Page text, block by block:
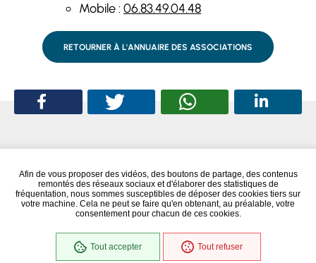
Afin de vous proposer des vidéos, des boutons de partage, des contenus
remontés des réseaux sociaux et d'élaborer des statistiques de
fréquentation, nous sommes susceptibles de déposer des cookies tiers sur
votre machine. Cela ne peut se faire qu'en obtenant, au préalable, votre
consentement pour chacun de ces cookies.
Tout accepter Tout refuser
Mobile : 06.83.49.04.48
RETOURNER À L'ANNUAIRE DES ASSOCIATIONS
Conformité RGAA
Partiellement conforme